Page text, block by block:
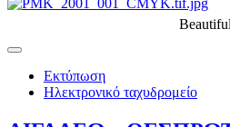
Εκτύπωση
Ηλεκτρονικό ταχυδρομείο